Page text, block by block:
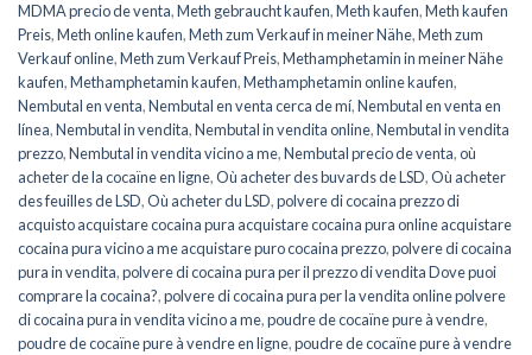
MDMA precio de venta,Meth gebraucht kaufen,Meth kaufen,Meth kaufen
Preis,Meth online kaufen,Meth zum Verkauf in meiner Nähe,Meth zum
Verkauf online,Meth zum Verkauf Preis,Methamphetamin in meiner Nähe
kaufen,Methamphetamin kaufen,Methamphetamin online kaufen,
Nembutal en venta,Nembutal en venta cerca de mí,Nembutal en venta en
línea,Nembutal in vendita,Nembutal in vendita online,Nembutal in vendita
prezzo,Nembutal in vendita vicino a me,Nembutal precio de venta,où
acheter de la cocaïne en ligne,Où acheter des buvards de LSD,Où acheter
des feuilles de LSD,Où acheter du LSD,polvere di cocaina prezzo di
acquisto acquistare cocaina pura acquistare cocaina pura online acquistare
cocaina pura vicino a me acquistare puro cocaina prezzo,polvere di cocaina
pura in vendita,polvere di cocaina pura per il prezzo di vendita Dove puoi
comprare la cocaina?,polvere di cocaina pura per la vendita online polvere
di cocaina pura in vendita vicino a me,poudre de cocaïne pure à vendre,
poudre de cocaïne pure à vendre en ligne,poudre de cocaïne pure à vendre